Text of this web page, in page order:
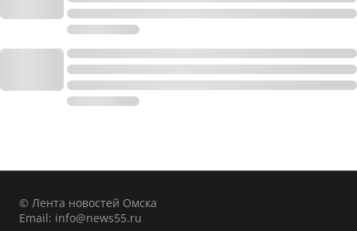
© Лента новостей Омска
Email: info@news55.ru